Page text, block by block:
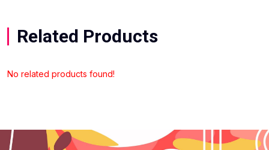
Related Products
No related products found!